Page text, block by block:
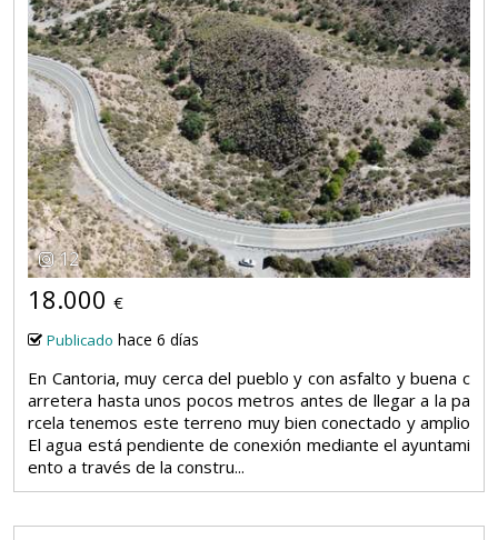
12
18.000 €
Publicado hace 6 días
En Cantoria, muy cerca del pueblo y con asfalto y buena c
arretera hasta unos pocos metros antes de llegar a la pa
rcela tenemos este terreno muy bien conectado y amplio
El agua está pendiente de conexión mediante el ayuntami
ento a través de la constru...